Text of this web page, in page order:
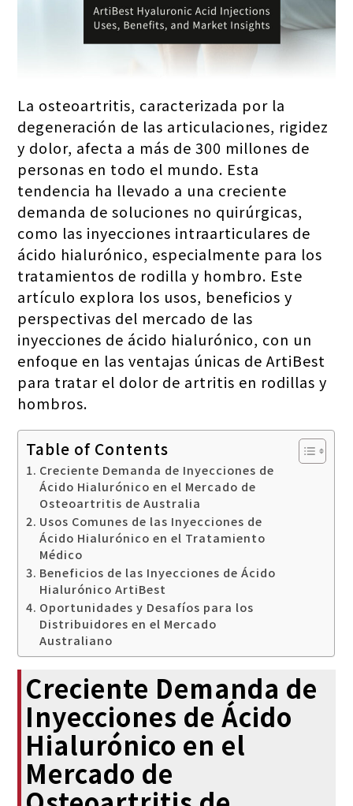
La osteoartritis, caracterizada por la
degeneración de las articulaciones, rigidez
y dolor, afecta a más de 300 millones de
personas en todo el mundo. Esta
tendencia ha llevado a una creciente
demanda de soluciones no quirúrgicas,
como las inyecciones intraarticulares de
ácido hialurónico, especialmente para los
tratamientos de rodilla y hombro. Este
artículo explora los usos, beneficios y
perspectivas del mercado de las
inyecciones de ácido hialurónico, con un
enfoque en las ventajas únicas de ArtiBest
para tratar el dolor de artritis en rodillas y
hombros.
Table of Contents
Creciente Demanda de Inyecciones de
Ácido Hialurónico en el Mercado de
Osteoartritis de Australia
Usos Comunes de las Inyecciones de
Ácido Hialurónico en el Tratamiento
Médico
Beneficios de las Inyecciones de Ácido
Hialurónico ArtiBest
Oportunidades y Desafíos para los
Distribuidores en el Mercado
Australiano
Creciente Demanda de
Inyecciones de Ácido
Hialurónico en el
Mercado de